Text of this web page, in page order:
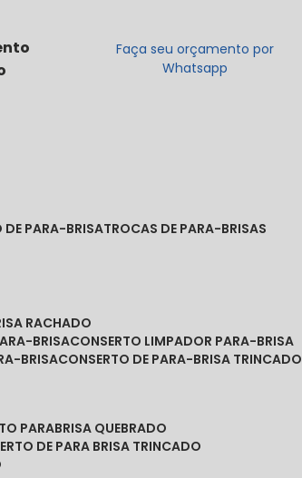
Faça seu orçamento por
Whatsapp
DE PARA-BRISA TROCAS DE PARA-BRISAS
RACHADO
BRISA
CONSERTO LIMPADOR PARA-BRISA
BRISA CONSERTO DE PARA-BRISA TRINCADO
PARABRISA QUEBRADO
DE PARA BRISA TRINCADO